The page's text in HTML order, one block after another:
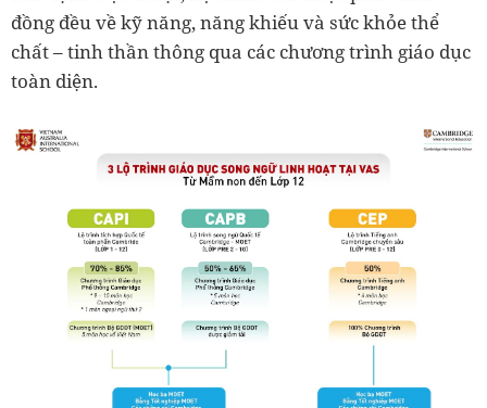
đồng đều về kỹ năng, năng khiếu và sức khỏe thể
chất – tinh thần thông qua các chương trình giáo dục
toàn diện.